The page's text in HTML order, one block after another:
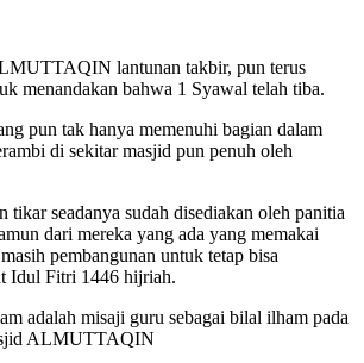
lantunan takbir, pun terus
menandakan bahwa 1 Syawal telah tiba.
pun tak hanya memenuhi bagian dalam
di sekitar masjid pun penuh oleh
tikar seadanya sudah disediakan oleh panitia
dari mereka yang ada yang memakai
pembangunan untuk tetap bisa
Idul Fitri 1446 hijriah.
adalah misaji guru sebagai bilal ilham pada
ALMUTTAQIN